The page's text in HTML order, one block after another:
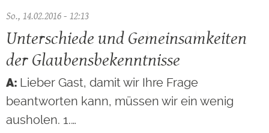
So., 14.02.2016 - 12:13
Unterschiede und Gemeinsamkeiten
der Glaubensbekenntnisse
Lieber Gast, damit wir Ihre Frage
beantworten kann, müssen wir ein wenig
ausholen. 1.…